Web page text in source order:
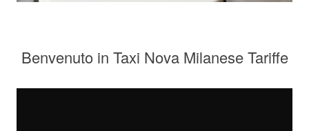
Benvenuto in Taxi Nova Milanese Tariffe